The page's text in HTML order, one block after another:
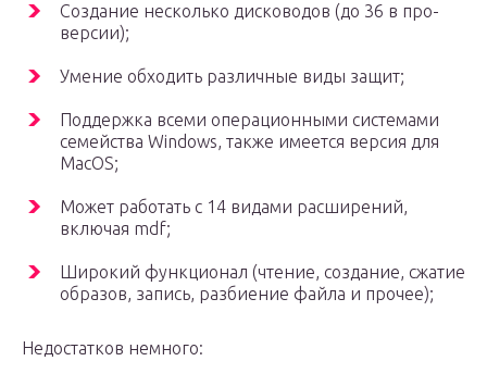
Создание несколько дисководов (до 36 в про-
версии);
Умение обходить различные виды защит;
Поддержка всеми операционными системами
семейства Windows, также имеется версия для
MacOS;
Может работать с 14 видами расширений,
включая mdf;
Широкий функционал (чтение, создание, сжатие
образов, запись, разбиение файла и прочее);
Недостатков немного: